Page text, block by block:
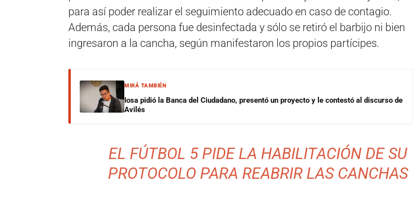
para así poder realizar el seguimiento adecuado en caso de contagio.
Además, cada persona fue desinfectada y sólo se retiró el barbijo ni bien
ingresaron a la cancha, según manifestaron los propios partícipes.
MIRÁ TAMBIÉN
Iosa pidió la Banca del Ciudadano, presentó un proyecto y le contestó al discurso de
Avilés
EL FÚTBOL 5 PIDE LA HABILITACIÓN DE SU
PROTOCOLO PARA REABRIR LAS CANCHAS